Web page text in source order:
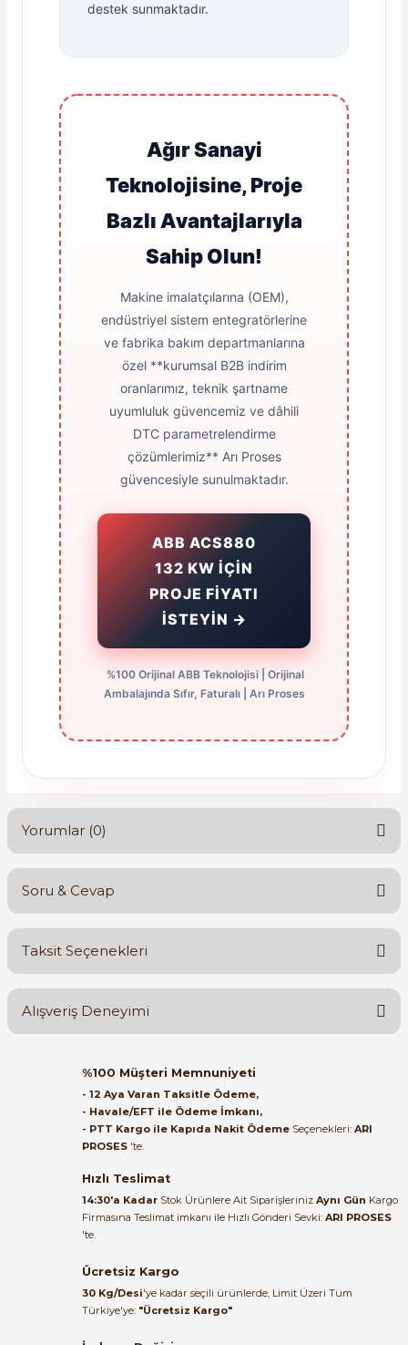
destek sunmaktadır.
Ağır Sanayi
Teknolojisine, Proje
Bazlı Avantajlarıyla
Sahip Olun!
Makine imalatçılarına (OEM),
endüstriyel sistem entegratörlerine
ve fabrika bakım departmanlarına
özel **kurumsal B2B indirim
oranlarımız, teknik şartname
uyumluluk güvencemiz ve dâhili
DTC parametrelendirme
çözümlerimiz** Arı Proses
güvencesiyle sunulmaktadır.
ABB ACS880
132 KW İÇİN
PROJE FİYATI
İSTEYİN →
%100 Orijinal ABB Teknolojisi | Orijinal
Ambalajında Sıfır, Faturalı | Arı Proses
Yorumlar (0)
Bu ürüne ilk yorumu siz yapın!
Soru & Cevap
Ürün hakkında henüz soru sorulmamış.
Taksit Seçenekleri
Alışveriş Deneyimi
Orijinal kutusuyla ertesi gün
ulaştı elimize. Teşekkürler.
B... A... | 27/06/2026
bundan mehmet bey ilgi ve
alakası için teşekkür ederim
muhammed demirci |
Ürün elime eksiksiz ve hasarsız
ulaştı. Paketleme özenliydi,
%100 Müşteri Memnuniyeti
- 12 Aya Varan Taksitle Ödeme,
- Havale/EFT ile Ödeme İmkanı,
- PTT Kargo ile Kapıda Nakit Ödeme Seçenekleri: ARI
PROSES 'te.
Hızlı Teslimat
14:30'a Kadar Stok Ürünlere Ait Siparişleriniz Aynı Gün Kargo
Firmasına Teslimat imkanı ile Hızlı Gönderi Sevki: ARI PROSES
'te.
Ücretsiz Kargo
30 Kg/Desi'ye kadar seçili ürünlerde, Limit Üzeri Tüm
Türkiye'ye: "Ücretsiz Kargo"